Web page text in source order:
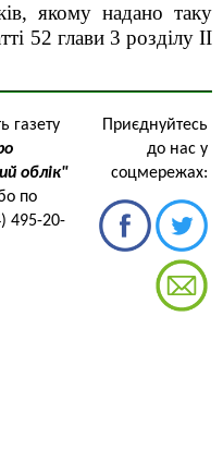
якому надано таку
52 глави 3 розділу ІІ
газету
облік"
по
495-20-
Приєднуйтесь
до нас у
соцмережах: